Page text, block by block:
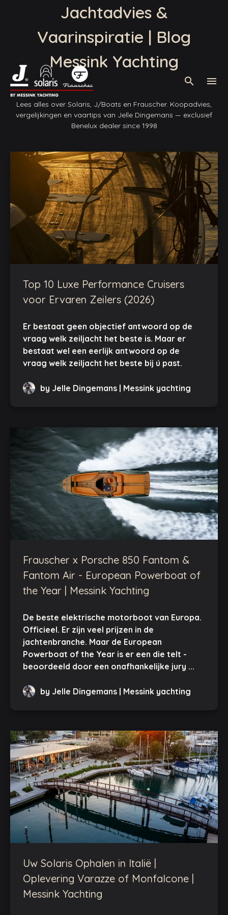
search menu
Waar bent u naar op zoek?
Er zijn geen suggesties want het zoekveld is leeg.
Jachtadvies &
Vaarinspiratie | Blog
Messink Yachting
Lees alles over Solaris, J/Boats en Frauscher. Koopadvies,
vergelijkingen en vaartips van Jelle Dingemans — exclusief
Benelux dealer since 1998
Top 10 Luxe Performance Cruisers
voor Ervaren Zeilers (2026)
Er bestaat geen objectief antwoord op de
vraag welk zeiljacht het beste is. Maar er
bestaat wel een eerlijk antwoord op de
vraag welk zeiljacht het beste bij ú past.
by Jelle Dingemans | Messink yachting
Frauscher x Porsche 850 Fantom &
Fantom Air - European Powerboat of
the Year | Messink Yachting
De beste elektrische motorboot van Europa.
Officieel. Er zijn veel prijzen in de
jachtenbranche. Maar de European
Powerboat of the Year is er een die telt -
beoordeeld door een onafhankelijke jury ...
by Jelle Dingemans | Messink yachting
Uw Solaris Ophalen in Italië |
Oplevering Varazze of Monfalcone |
Messink Yachting